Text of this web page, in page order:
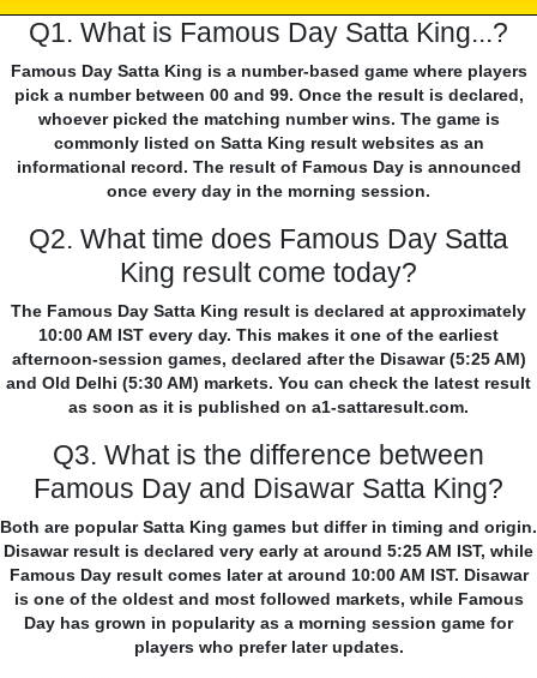
Q1. What is Famous Day Satta King...?
Famous Day Satta King is a number-based game where players
pick a number between 00 and 99. Once the result is declared,
whoever picked the matching number wins. The game is
commonly listed on Satta King result websites as an
informational record. The result of Famous Day is announced
once every day in the morning session.
Q2. What time does Famous Day Satta
King result come today?
The Famous Day Satta King result is declared at approximately
10:00 AM IST every day. This makes it one of the earliest
afternoon-session games, declared after the Disawar (5:25 AM)
and Old Delhi (5:30 AM) markets. You can check the latest result
as soon as it is published on a1-sattaresult.com.
Q3. What is the difference between
Famous Day and Disawar Satta King?
Both are popular Satta King games but differ in timing and origin.
Disawar result is declared very early at around 5:25 AM IST, while
Famous Day result comes later at around 10:00 AM IST. Disawar
is one of the oldest and most followed markets, while Famous
Day has grown in popularity as a morning session game for
players who prefer later updates.